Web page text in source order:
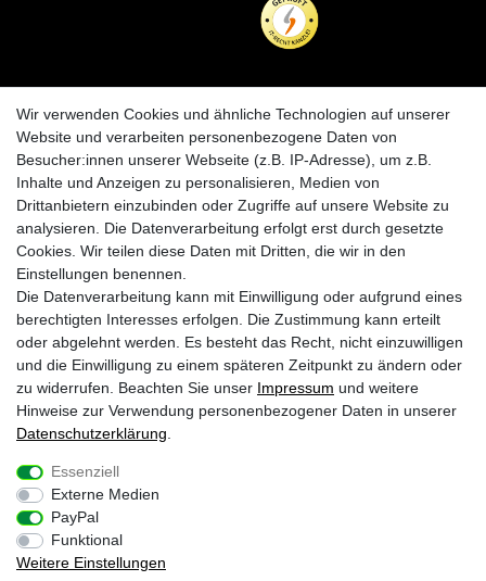
INFORMATIONEN
Zahlungs- und Versandinfos
Retourenabwicklung
Batteriehinweise
Frequently Asked Questions
KRAZY8
Laden in Essen
Über uns
BLEIB VERBUNDEN
Krazy8 @ Facebook
Krazy8 @ Instagram
Zahlungseingang
Gilt für Lieferungen nach Deutschland (Lieferzeit bei Vorkasse 3-4 Werktage ab
Zahlungsanweisung). Lieferzeiten für andere Länder und Informationen zur
Berechnung des Liefertermins siehe
Zahlungs- & Versandinfos
* inkl. gesetzl. MwSt. zzgl. Versandkosten
Wir verwenden Cookies und ähnliche Technologien auf unserer
Website und verarbeiten personenbezogene Daten von
Besucher:innen unserer Webseite (z.B. IP-Adresse), um z.B.
Inhalte und Anzeigen zu personalisieren, Medien von
Drittanbietern einzubinden oder Zugriffe auf unsere Website zu
analysieren. Die Datenverarbeitung erfolgt erst durch gesetzte
Cookies. Wir teilen diese Daten mit Dritten, die wir in den
Einstellungen benennen.
Die Datenverarbeitung kann mit Einwilligung oder aufgrund eines
berechtigten Interesses erfolgen. Die Zustimmung kann erteilt
oder abgelehnt werden. Es besteht das Recht, nicht einzuwilligen
und die Einwilligung zu einem späteren Zeitpunkt zu ändern oder
zu widerrufen. Beachten Sie unser Impressum und weitere
Hinweise zur Verwendung personenbezogener Daten in unserer
Daten­schutz­erklärung
Essenziell
Externe Medien
PayPal
Funktional
Weitere Einstellungen
Impressum